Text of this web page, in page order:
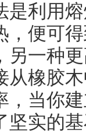
是利用
，便可
另一种
从橡胶
，当你
坚实的